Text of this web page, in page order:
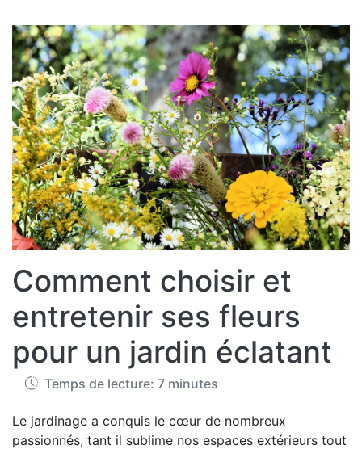
Comment choisir et
entretenir ses fleurs
pour un jardin éclatant
Temps de lecture: 7 minutes
Le jardinage a conquis le cœur de nombreux
passionnés, tant il sublime nos espaces extérieurs tout